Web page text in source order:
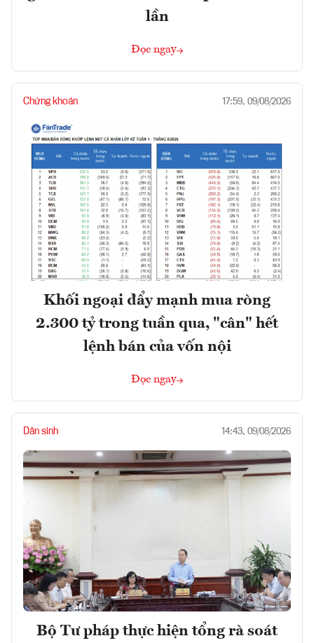
lần
Đọc ngay
Chứng khoán 17:59, 09/08/2026
Khối ngoại đẩy mạnh mua ròng
2.300 tỷ trong tuần qua, "cân" hết
lệnh bán của vốn nội
Đọc ngay
Dân sinh 14:43, 09/08/2026
Bộ Tư pháp thực hiện tổng rà soát